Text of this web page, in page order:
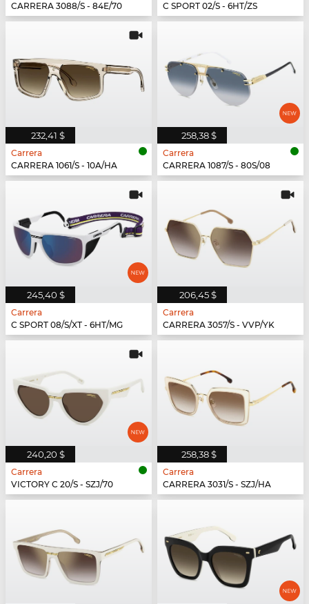
CARRERA 3088/S - 84E/70
C SPORT 02/S - 6HT/ZS
232,41 $
Carrera
CARRERA 1061/S - 10A/HA
258,38 $
Carrera
CARRERA 1087/S - 80S/08
245,40 $
Carrera
C SPORT 08/S/XT - 6HT/MG
206,45 $
Carrera
CARRERA 3057/S - VVP/YK
240,20 $
Carrera
VICTORY C 20/S - SZJ/70
258,38 $
Carrera
CARRERA 3031/S - SZJ/HA